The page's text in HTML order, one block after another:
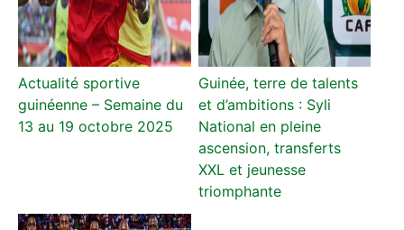
Actualité sportive
guinéenne – Semaine du
13 au 19 octobre 2025
Guinée, terre de talents
et d’ambitions : Syli
National en pleine
ascension, transferts
XXL et jeunesse
triomphante